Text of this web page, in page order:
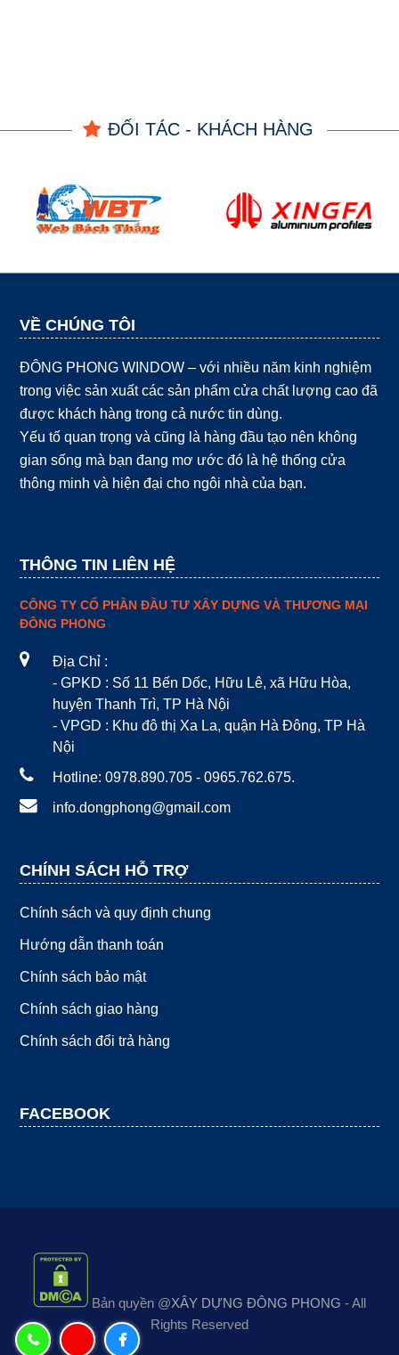
ĐỐI TÁC - KHÁCH HÀNG
VỀ CHÚNG TÔI
ĐÔNG PHONG WINDOW – với nhiều năm kinh nghiệm
trong việc sản xuất các sản phẩm cửa chất lượng cao đã
được khách hàng trong cả nước tin dùng.
Yếu tố quan trọng và cũng là hàng đầu tạo nên không
gian sống mà bạn đang mơ ước đó là hệ thống cửa
thông minh và hiện đại cho ngôi nhà của bạn.
THÔNG TIN LIÊN HỆ
CÔNG TY CỔ PHẦN ĐẦU TƯ XÂY DỰNG VÀ THƯƠNG MẠI
ĐÔNG PHONG
Địa Chỉ :
- GPKD : Số 11 Bến Dốc, Hữu Lê, xã Hữu Hòa,
huyện Thanh Trì, TP Hà Nội
- VPGD : Khu đô thị Xa La, quận Hà Đông, TP Hà
Nội
Hotline: 0978.890.705 - 0965.762.675.
info.dongphong@gmail.com
CHÍNH SÁCH HỖ TRỢ
Chính sách và quy định chung
Hướng dẫn thanh toán
Chính sách bảo mật
Chính sách giao hàng
Chính sách đổi trả hàng
FACEBOOK
Bản quyền @XÂY DỰNG ĐÔNG PHONG - All
Rights Reserved